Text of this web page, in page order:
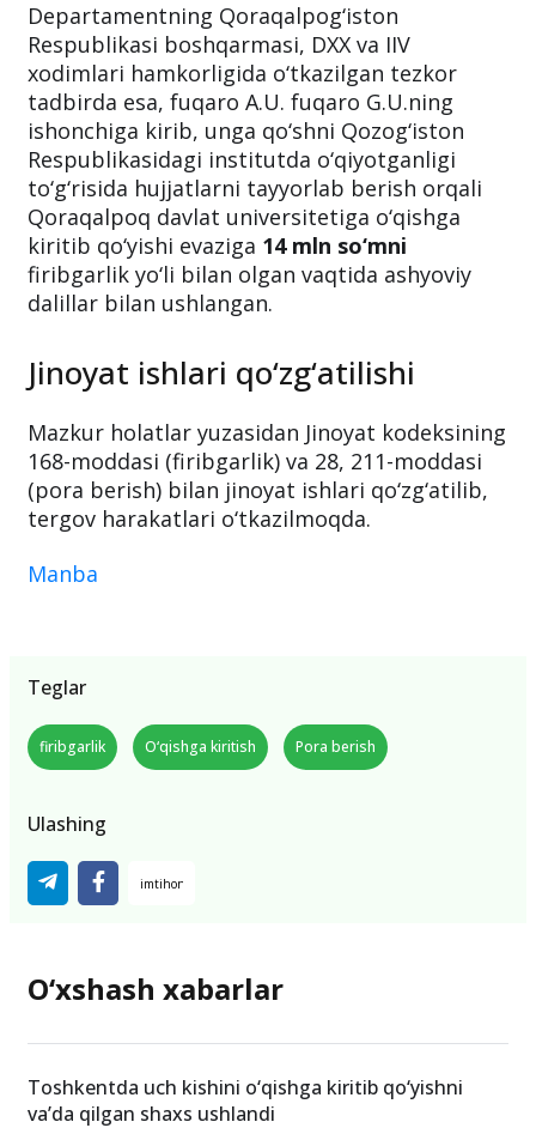
Departamentning Qoraqalpog‘iston
Respublikasi boshqarmasi, DXX va IIV
xodimlari hamkorligida o‘tkazilgan tezkor
tadbirda esa, fuqaro A.U. fuqaro G.U.ning
ishonchiga kirib, unga qo‘shni Qozog‘iston
Respublikasidagi institutda o‘qiyotganligi
to‘g‘risida hujjatlarni tayyorlab berish orqali
Qoraqalpoq davlat universitetiga o‘qishga
kiritib qo‘yishi evaziga 14 mln so‘mni
firibgarlik yo‘li bilan olgan vaqtida ashyoviy
dalillar bilan ushlangan.
Jinoyat ishlari qo‘zg‘atilishi
Mazkur holatlar yuzasidan Jinoyat kodeksining
168-moddasi (firibgarlik) va 28, 211-moddasi
(pora berish) bilan jinoyat ishlari qo‘zg‘atilib,
tergov harakatlari o‘tkazilmoqda.
Manba
Teglar
firibgarlik O‘qishga kiritish Pora berish
Ulashing
O‘xshash xabarlar
Toshkentda uch kishini o‘qishga kiritib qo‘yishni
va’da qilgan shaxs ushlandi